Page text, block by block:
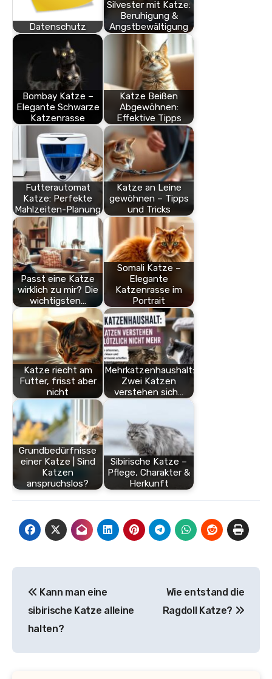
Datenschutz
Silvester mit Katze:
Beruhigung &
Angstbewältigung
Bombay Katze –
Elegante Schwarze
Katzenrasse
Katze Beißen
Abgewöhnen:
Effektive Tipps
Futterautomat
Katze: Perfekte
Mahlzeiten-Planung
Katze an Leine
gewöhnen – Tipps
und Tricks
Passt eine Katze
wirklich zu mir? Die
wichtigsten…
Somali Katze –
Elegante
Katzenrasse im
Portrait
Katze riecht am
Futter, frisst aber
nicht
Mehrkatzenhaushalt:
Zwei Katzen
verstehen sich…
Grundbedürfnisse
einer Katze | Sind
Katzen
anspruchslos?
Sibirische Katze –
Pflege, Charakter &
Herkunft
Kann man eine
sibirische Katze alleine
halten?
Wie entstand die
Ragdoll Katze?